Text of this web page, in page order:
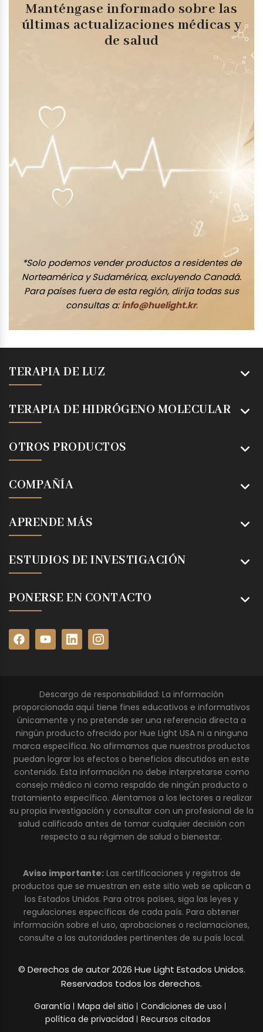
Manténgase informado sobre las
últimas actualizaciones médicas y
de salud
*Solo podemos vender productos a residentes de
Norteamérica y Sudamérica, excluyendo Canadá.
Para países fuera de esta región, dirija todas sus
consultas a:info@huelight.kr.
TERAPIA DE LUZ
TERAPIA DE HIDRÓGENO MOLECULAR
OTROS PRODUCTOS
COMPAÑÍA
APRENDE MÁS
ESTUDIOS DE INVESTIGACIÓN
PONERSE EN CONTACTO
Descargo de responsabilidad: La información
proporcionada aquí tiene fines educativos e informativos
únicamente y no pretende ser una referencia directa a
ningún producto ofrecido por Hue Light USA ni a ninguna
marca específica. No afirmamos que nuestros productos
puedan lograr los efectos o beneficios discutidos en este
contenido. Esta información no debe interpretarse como
consejo médico ni como respaldo de ningún producto o
tratamiento específico. Alentamos a los lectores a realizar
su propia investigación y consultar con un profesional de la
salud calificado antes de tomar cualquier decisión con
respecto a su régimen de salud o bienestar.
Aviso importante:Las certificaciones y registros de
productos que se muestran en este sitio web se aplican a
los Estados Unidos. Para otros países, siga las leyes y
regulaciones específicas de cada país. Para obtener
información sobre el uso, aprobaciones o reclamaciones,
consulte a las autoridades pertinentes de su país local.
© Derechos de autor 2026 Hue Light Estados Unidos.
Reservados todos los derechos.
Garantía Mapa del sitio
Condiciones de uso
política de privacidad
Recursos citados